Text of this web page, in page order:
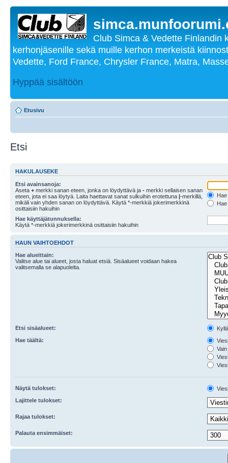
Club Simca & Vedette Finlandin
kerhonjäsenille sekä muille kerhon merkeistä
Vedette, Ford France, Chrysler France, Matra,
Hyppää sisältöön
Etusivu
Etsi
HAKULAUSEKE
Etsi avainsanoja:
Aseta + merkki sanan eteen, jonka on löydyttävä ja - merkki sellaisen sanan
eteen, jota ei saa löytyä. Laita haettavat sanat sulkuihin erotettuna |-merkillä,
mikäli vain yhden sanan on löydyttävä. Käytä *-merkkiä jokerimerkkinä
osittaisiin hakuihin
Hae käyttäjätunnuksella:
Käytä *-merkkiä jokerimerkkinä osittaisiin hakuihin
HAUN VAIHTOEHDOT
Hae alueittain:
Valitse alue tai alueet, josta haluat etsiä. Sisäalueet voidaan hakea
valitsemalla se alapuolelta.
Etsi sisäalueet:
Hae täältä:
Näytä tulokset:
Lajittele tulokset:
Rajaa tulokset:
Palauta ensimmäiset: